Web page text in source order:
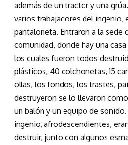
además de un tractor y una
varios trabajadores del ingenio,
pantaloneta. Entraron a la sede
comunidad, donde hay una
los cuales fueron todos
plásticos, 40 colchonetas, 15
ollas, los fondos, los trastes,
destruyeron se lo llevaron
un balón y un equipo de
ingenio, afrodescendientes,
destruir, junto con algunos